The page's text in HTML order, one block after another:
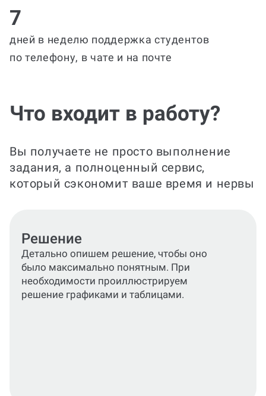
7
дней в неделю поддержка студентов
по телефону, в чате и на почте
Что входит в работу?
Вы получаете не просто выполнение
задания, а полноценный сервис,
который сэкономит ваше время и нервы
Оформление решения
Приведем все разделы работы и
графические материалы в соответствие
актуальным стандартам или требованиям